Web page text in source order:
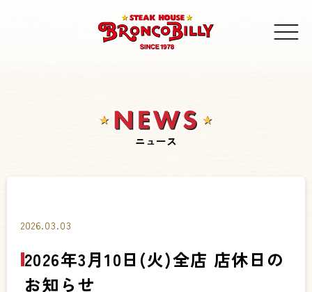
ニュース
2026.03.03
2026年3月10日(火)全店 店休日の
お知らせ